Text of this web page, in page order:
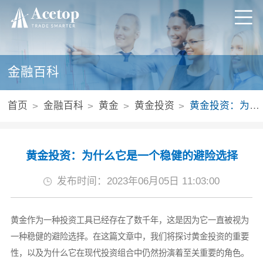
金融百科
首页 金融百科 黄金 黄金投资 黄金投资：为什么它是一个稳健的避险选择
黄金投资：为什么它是一个稳健的避险选择
发布时间：2023年06月05日 11:03:00
黄金作为一种投资工具已经存在了数千年，这是因为它一直被视为
一种稳健的避险选择。在这篇文章中，我们将探讨黄金投资的重要
性，以及为什么它在现代投资组合中仍然扮演着至关重要的角色。